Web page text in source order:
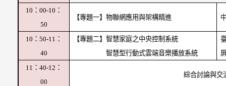
10 ：00-10：
50
【專題一】物聯網應用與架構精進
10 ：50-11：
40
【專題二】智慧家庭之中央控制系統
智慧型行動式雲端音樂播放系統
11 ：40-12：
00
綜合討論與交